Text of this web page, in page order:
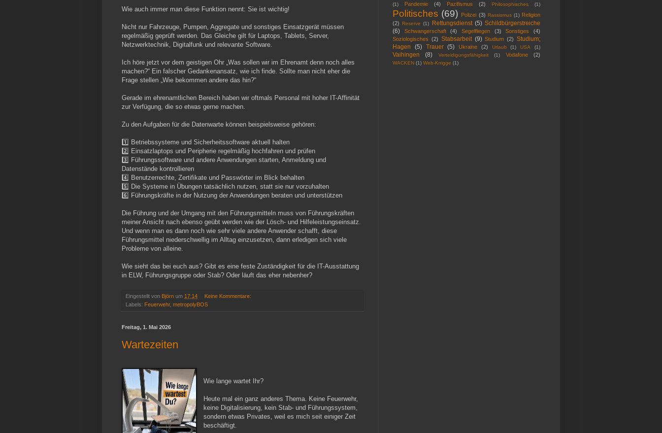
Wie auch immer man diese Funktion nennt: Sie ist wichtig!
Nicht nur Fahrzeuge, Pumpen, Aggregate und sonstiges Einsatzgerät müssen
regelmäßig geprüft werden. Das Gleiche gilt für Laptops, Tablets, Server,
Netzwerktechnik, Digitalfunk und relevante Software.
Ich höre jetzt vor dem geistigen Ohr „Was sollen wir im Ehrenamt denn noch alles
machen?“ Ein falscher Gedankenansatz, wie ich finde. Sollte man nicht eher die
Frage stellen „Wie bekommen andere das hin?“
Gerade im ehrenamtlichen Bereich haben wir oftmals Personal mit hoher IT-Affinität
zur Verfügung, die so etwas gerne machen.
Zu den Aufgaben für die Datenwarte können beispielsweise gehören:
1️⃣ Betriebssysteme und Sicherheitssoftware aktuell halten
2️⃣ Einsatzlaptops und Peripherie regelmäßig hochfahren und prüfen
3️⃣ Führungssoftware und andere Anwendungen starten, Anmeldung und
Datenstände kontrollieren
4️⃣ Benutzerrechte, Zertifikate und Passwörter im Blick behalten
5️⃣ Die Systeme in Übungen tatsächlich nutzen, statt sie nur vorzuhalten
6️⃣ Führungskräfte in der Nutzung der Anwendungen beraten und unterstützen
Die Führung und der Umgang mit den Führungsmitteln muss von Führungskräften
meiner Ansicht nach ebenso geübt werden wie der Lösch- und Hilfeleistungseinsatz.
Und wenn man es dann noch wie sehr viele andere Anwender schafft, diese
Führungsmittel niederschwellig im Alltag einzusetzen, dann erledigen sich viele
Probleme von alleine.
Wie sieht das bei euch aus? Gibt es eine feste Zuständigkeit für die IT-Ausstattung
in ELW, Führungsgruppe oder Stab? Oder läuft das eher nebenher?
Eingestellt von Björn um 17:14
Keine Kommentare:
Labels: Feuerwehr, metropolyBOS
Freitag, 1. Mai 2026
Wartezeiten
Wie lange wartet Ihr?
Heute mal ein ganz anderes Thema. Keine Feuerwehr,
keine Digitalisierung, kein Stab- und Führungssystem,
sondern etwas Privates, weil es mich seit einiger Zeit
beschäftigt.
(1)
Pandemie (4) Pazifismus (2) Philosophisches (1)
Politisches (69) Polizei (3) Rassismus (1) Religion
(2)
Reserve (1) Rettungsdienst (5) Schildbürgerstreiche
(6)
Schwangerschaft (4) Segelfliegen (3) Sonstiges
(4)
Soziologisches (2) Stabsarbeit (9) Studium (2) Studium;
Hagen
(5) Trauer (5) Ukraine (2) Urlaub (1) USA (1)
Vaihingen (8) Verteidigungsfähigkeit (1) Vodafone (2)
WACKEN (1) Web-Knigge (1)